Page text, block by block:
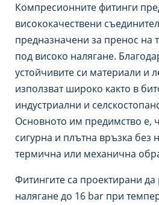
Компресионните фитинги
висококачествени
предназначени за пренос на
под високо налягане.
устойчивите си материали и
използват широко както в
индустриални и
Основното им предимство е,
сигурна и плътна връзка без
термична или механична
Фитингите са проектирани да
налягане до 16 bar при